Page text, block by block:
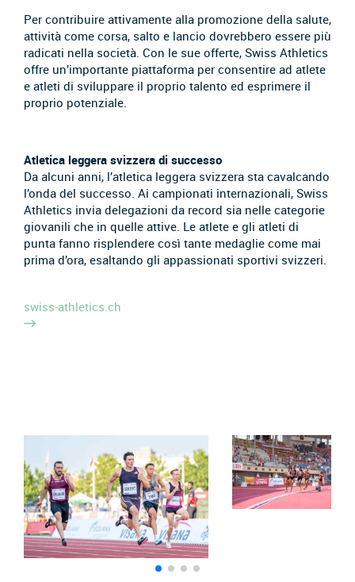
Per contribuire attivamente alla promozione della salute,
attività come corsa, salto e lancio dovrebbero essere più
radicati nella società. Con le sue offerte, Swiss Athletics
offre un’importante piattaforma per consentire ad atlete
e atleti di sviluppare il proprio talento ed esprimere il
proprio potenziale.
Atletica leggera svizzera di successo
Da alcuni anni, l’atletica leggera svizzera sta cavalcando
l’onda del successo. Ai campionati internazionali, Swiss
Athletics invia delegazioni da record sia nelle categorie
giovanili che in quelle attive. Le atlete e gli atleti di
punta fanno risplendere così tante medaglie come mai
prima d’ora, esaltando gli appassionati sportivi svizzeri.
swiss-athletics.ch